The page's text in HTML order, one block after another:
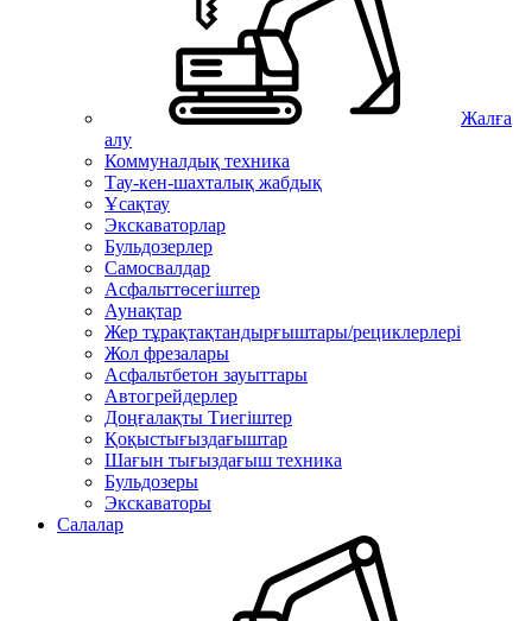
Жалға
алу
Коммуналдық техника
Тау-кен-шахталық жабдық
Ұсақтау
Экскаваторлар
Бульдозерлер
Самосвалдар
Асфальттөсегіштер
Аунақтар
Жер тұрақтақтандырғыштары/рециклерлері
Жол фрезалары
Асфальтбетон зауыттары
Автогрейдерлер
Доңғалақты Тиегіштер
Қоқыстығыздағыштар
Шағын тығыздағыш техника
Бульдозеры
Экскаваторы
Салалар